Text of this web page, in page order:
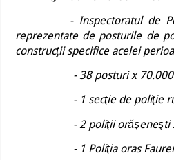
-Inspectoratul de
reprezentate de posturile de
construcţii specifice acelei
- 38 posturi x 70.000
- 1 secţie de poliţie
- 2 poliţii orăşeneşti x
- 1 Poliţia oras Faurei